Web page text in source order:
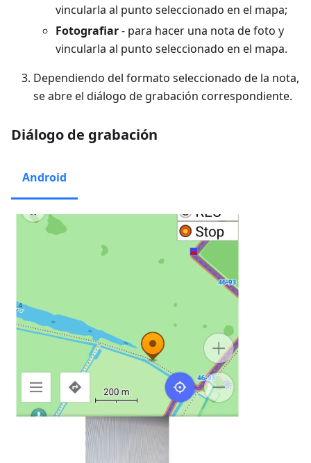
vincularla al punto seleccionado en el mapa;
Fotografiar- para hacer una nota de foto y
vincularla al punto seleccionado en el mapa.
Dependiendo del formato seleccionado de la nota,
se abre el diálogo de grabación correspondiente.
Diálogo de grabación
Android